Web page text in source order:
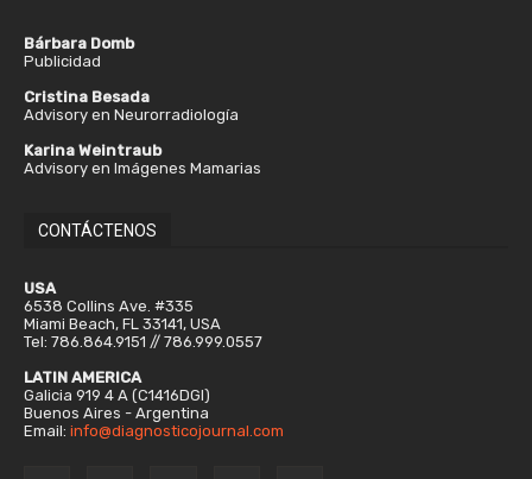
Bárbara Domb
Publicidad
Cristina Besada
Advisory en Neurorradiología
Karina Weintraub
Advisory en Imágenes Mamarias
CONTÁCTENOS
USA
6538 Collins Ave. #335
Miami Beach, FL 33141, USA
Tel: 786.864.9151 // 786.999.0557
LATIN AMERICA
Galicia 919 4 A (C1416DGI)
Buenos Aires - Argentina
Email: info@diagnosticojournal.com